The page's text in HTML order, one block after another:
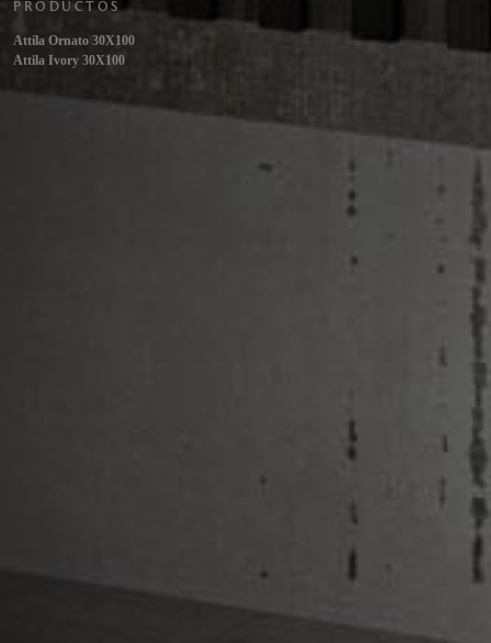
PRODUCTOS
Attila Ornato 30X100
Attila Ivory 30X100